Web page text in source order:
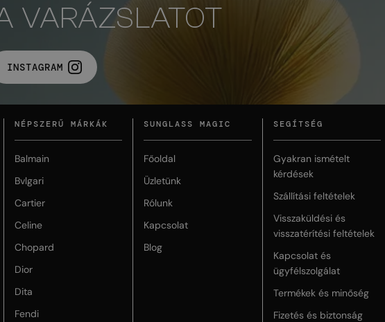
VARÁZSLATOT
INSTAGRAM
NÉPSZERŰ MÁRKÁK
Balmain
Bvlgari
Cartier
Celine
Chopard
Dior
Dita
Fendi
SUNGLASS MAGIC
Főoldal
Üzletünk
Rólunk
Kapcsolat
Blog
SEGÍTSÉG
Gyakran ismételt
kérdések
Szállítási feltételek
Visszaküldési és
visszatérítési feltételek
Kapcsolat és
ügyfélszolgálat
Termékek és minőség
Fizetés és biztonság